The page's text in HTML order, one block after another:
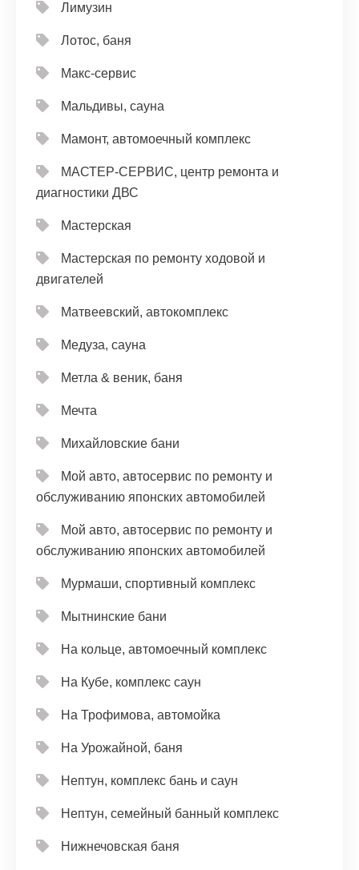
Лимузин
Лотос, баня
Макс-сервис
Мальдивы, сауна
Мамонт, автомоечный комплекс
МАСТЕР-СЕРВИС, центр ремонта и
диагностики ДВС
Мастерская
Мастерская по ремонту ходовой и
двигателей
Матвеевский, автокомплекс
Медуза, сауна
Метла & веник, баня
Мечта
Михайловские бани
Мой авто, автосервис по ремонту и
обслуживанию японских автомобилей
Мой авто, автосервис по ремонту и
обслуживанию японских автомобилей
Мурмаши, спортивный комплекс
Мытнинские бани
На кольце, автомоечный комплекс
На Кубе, комплекс саун
На Трофимова, автомойка
На Урожайной, баня
Нептун, комплекс бань и саун
Нептун, семейный банный комплекс
Нижнечовская баня